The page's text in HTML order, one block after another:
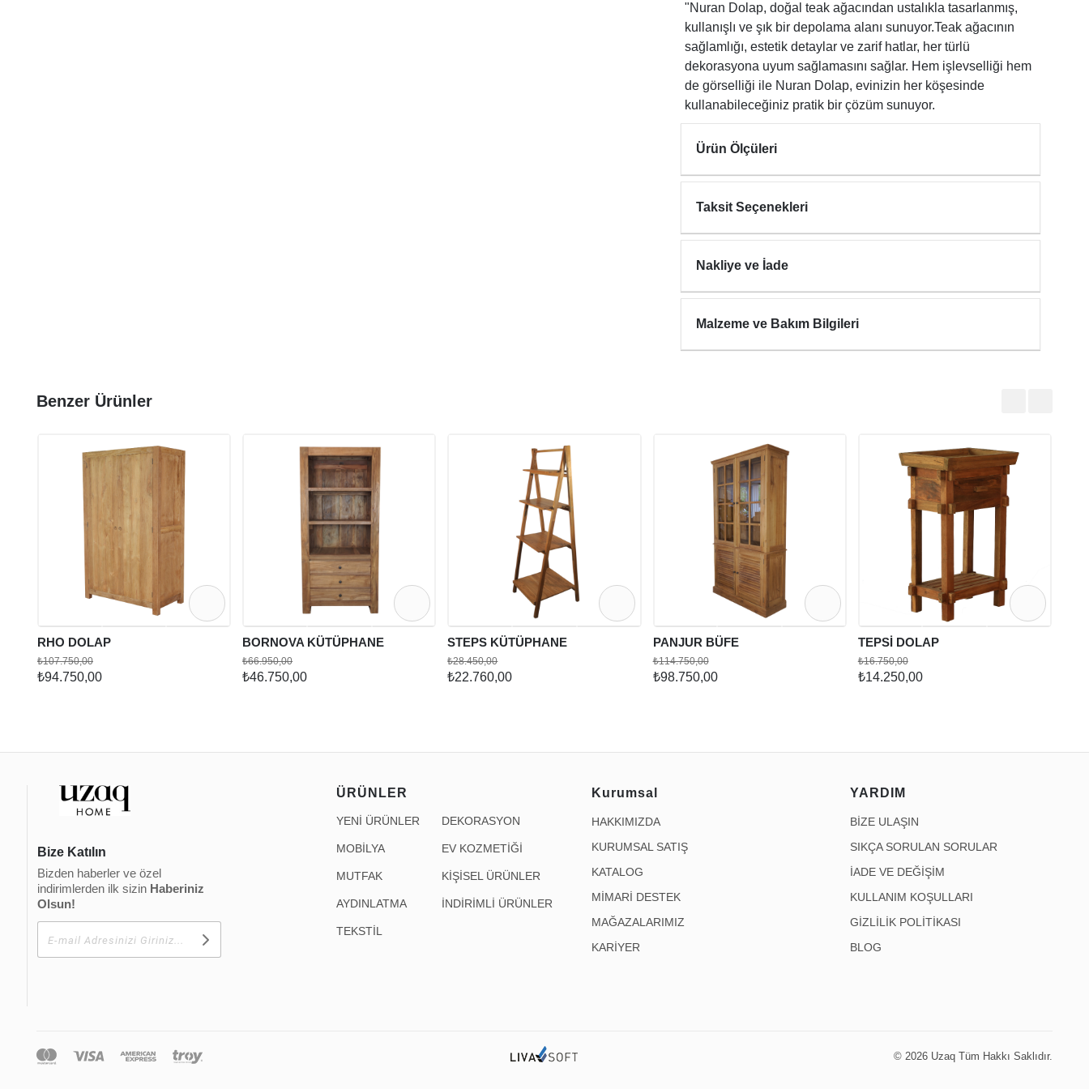
"Nuran Dolap, doğal teak ağacından ustalıkla tasarlanmış,
kullanışlı ve şık bir depolama alanı sunuyor.Teak ağacının
sağlamlığı, estetik detaylar ve zarif hatlar, her türlü
dekorasyona uyum sağlamasını sağlar. Hem işlevselliği hem
de görselliği ile Nuran Dolap, evinizin her köşesinde
kullanabileceğiniz pratik bir çözüm sunuyor.
Ürün Ölçüleri
Taksit Seçenekleri
Nakliye ve İade
Malzeme ve Bakım Bilgileri
Benzer Ürünler
RHO DOLAP
₺94.750,00
₺107.750,00
BORNOVA KÜTÜPHANE
₺46.750,00
₺66.950,00
STEPS KÜTÜPHANE
₺22.760,00
₺28.450,00
PANJUR BÜFE
₺98.750,00
₺114.750,00
TEPSİ DOLAP
₺14.250,00
₺16.750,00
Bize Katılın
Bizden haberler ve özel
indirimlerden ilk sizin Haberiniz
Olsun!
ÜRÜNLER
YENİ ÜRÜNLER
MOBİLYA
MUTFAK
AYDINLATMA
TEKSTİL
DEKORASYON
EV KOZMETİĞİ
KİŞİSEL ÜRÜNLER
İNDİRİMLİ ÜRÜNLER
Kurumsal
HAKKIMIZDA
KURUMSAL SATIŞ
KATALOG
MİMARİ DESTEK
MAĞAZALARIMIZ
KARİYER
YARDIM
BİZE ULAŞIN
SIKÇA SORULAN SORULAR
İADE VE DEĞİŞİM
KULLANIM KOŞULLARI
GİZLİLİK POLİTİKASI
BLOG
© 2026 Uzaq Tüm Hakkı Saklıdır.